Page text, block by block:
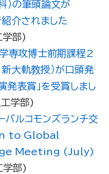
）の筆頭論文が
されました
学部)
専攻博士前期課程2
大軌教授）が口頭発
発表賞」を受賞しまし
学部)
バルコモンズランチ交
to Global
Meeting (July)
学部)